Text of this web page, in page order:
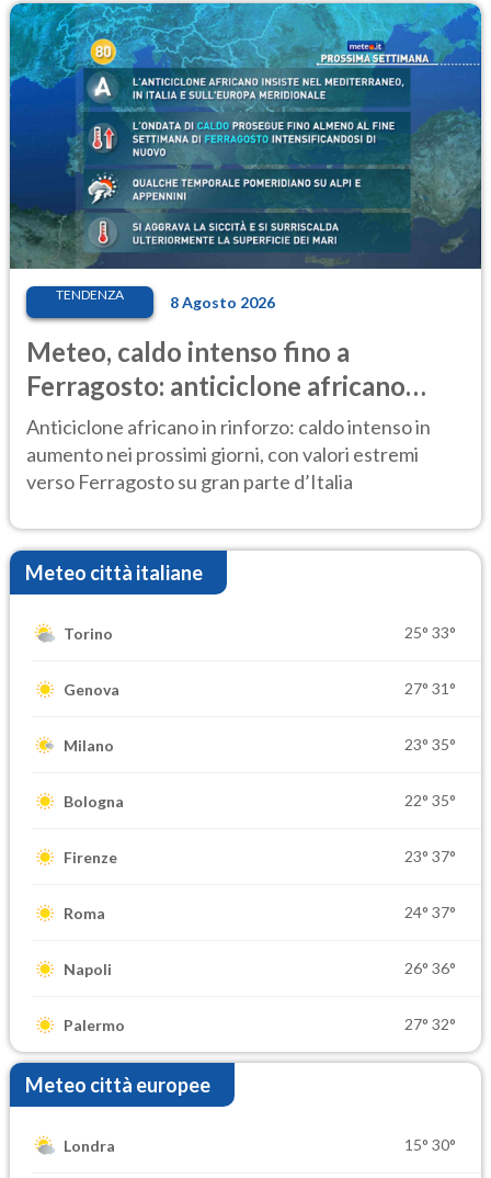
TENDENZA 8 Agosto 2026
Meteo, caldo intenso fino a
Ferragosto: anticiclone africano
ancora protagonista
Anticiclone africano in rinforzo: caldo intenso in
aumento nei prossimi giorni, con valori estremi
verso Ferragosto su gran parte d’Italia
Meteo città italiane
Torino 25° 33°
Genova 27° 31°
Milano 23° 35°
Bologna 22° 35°
Firenze 23° 37°
Roma 24° 37°
Napoli 26° 36°
Palermo 27° 32°
Meteo città europee
Londra 15° 30°